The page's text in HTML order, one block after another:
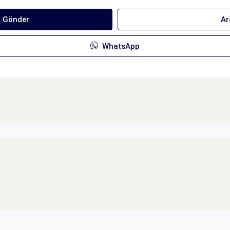
Gönder
WhatsApp